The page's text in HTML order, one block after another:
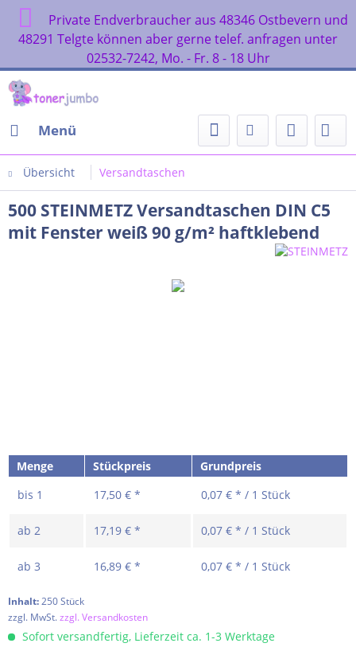
Private Endverbraucher aus 48346 Ostbevern und
48291 Telgte können aber gerne telef. anfragen unter
02532-7242, Mo. - Fr. 8 - 18 Uhr
Menü
Übersicht Versandtaschen
500 STEINMETZ Versandtaschen DIN C5
mit Fenster weiß 90 g/m² haftklebend
Menge Stückpreis
Grundpreis
bis 1 17,50 € * 0,07 € * / 1 Stück
ab 2 17,19 € * 0,07 € * / 1 Stück
ab 3 16,89 € * 0,07 € * / 1 Stück
Inhalt:250 Stück
zzgl. MwSt.zzgl. Versandkosten
Sofort versandfertig, Lieferzeit ca. 1-3 Werktage